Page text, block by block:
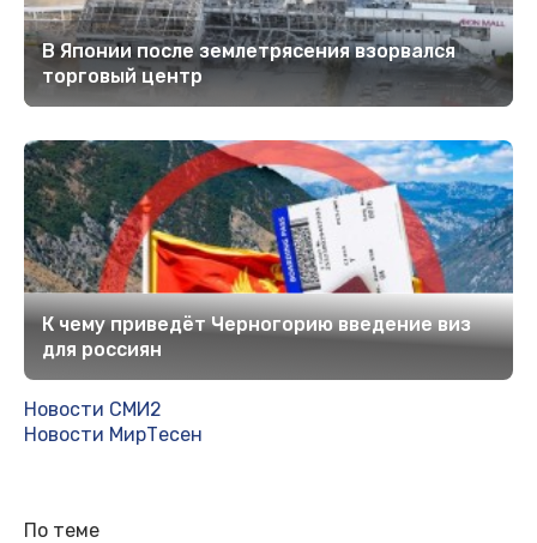
В Японии после землетрясения взорвался
торговый центр
К чему приведёт Черногорию введение виз
для россиян
Новости СМИ2
Новости МирТесен
По теме